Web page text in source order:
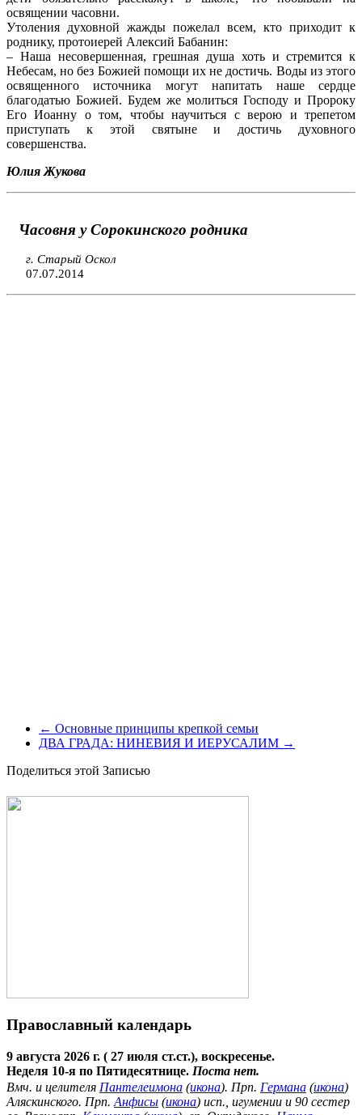
освящении часовни.
Утоления духовной жажды пожелал всем, кто приходит к
роднику, протоиерей Алексий Бабанин:
– Наша несовершенная, грешная душа хоть и стремится к
Небесам, но без Божией помощи их не достичь. Воды из этого
освященного источника могут напитать наше сердце
благодатью Божией. Будем же молиться Господу и Пророку
Его Иоанну о том, чтобы научиться с верою и трепетом
приступать к этой святыне и достичь духовного
совершенства.
Юлия Жукова
Часовня у Сорокинского родника
г. Старый Оскол
07.07.2014
← Основные принципы крепкой семьи
ДВА ГРАДА: НИНЕВИЯ И ИЕРУСАЛИМ →
Поделиться этой Записью
Православный календарь
9 августа 2026 г. ( 27 июля ст.ст.), воскресенье.
Неделя 10-я по Пятидесятнице. Поста нет.
Вмч. и целителя Пантелеимона (икона). Прп. Германа (икона)
Аляскинского. Прп. Анфисы (икона) исп., игумении и 90 сестер